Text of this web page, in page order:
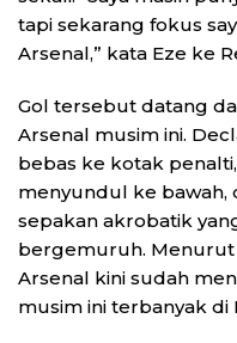
tapi sekarang fokus
Arsenal,” kata Eze ke
Gol tersebut datang
Arsenal musim ini.
bebas ke kotak
menyundul ke bawah,
sepakan akrobatik
bergemuruh. Menurut
Arsenal kini sudah
musim ini terbanyak di